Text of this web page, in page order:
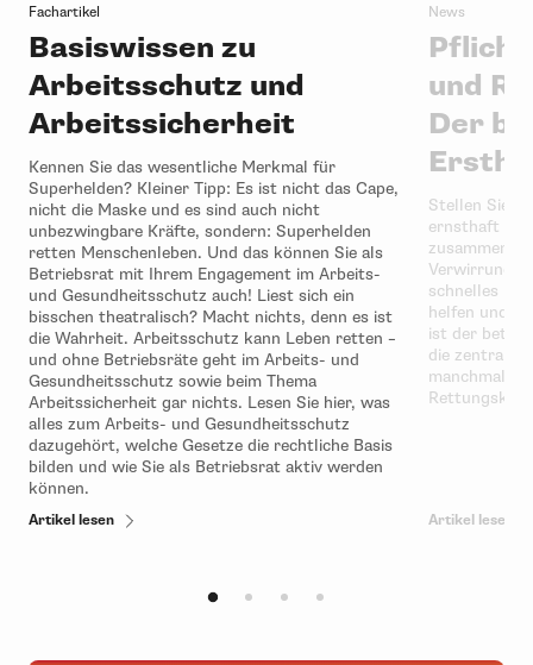
Fachartikel
Basiswissen zu
Arbeitsschutz und
Arbeitssicherheit
Kennen Sie das wesentliche Merkmal für
Superhelden? Kleiner Tipp: Es ist nicht das Cape,
nicht die Maske und es sind auch nicht
unbezwingbare Kräfte, sondern: Superhelden
retten Menschenleben. Und das können Sie als
Betriebsrat mit Ihrem Engagement im Arbeits-
und Gesundheitsschutz auch! Liest sich ein
bisschen theatralisch? Macht nichts, denn es ist
die Wahrheit. Arbeitsschutz kann Leben retten –
und ohne Betriebsräte geht im Arbeits- und
Gesundheitsschutz sowie beim Thema
Arbeitssicherheit gar nichts. Lesen Sie hier, was
alles zum Arbeits- und Gesundheitsschutz
dazugehört, welche Gesetze die rechtliche Basis
bilden und wie Sie als Betriebsrat aktiv werden
können.
Artikel lesen
News
und
Der
Stellen Sie
ernsthaft bei
zusammen.
Verwirrung
schnelles
helfen und
ist der
die zentralen
manchmal
Artikel lesen